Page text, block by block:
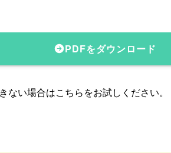
PDFをダウンロード
い場合はこちらをお試しください。